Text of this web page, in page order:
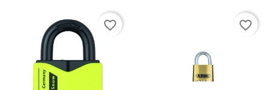
favorite_border favorite_border